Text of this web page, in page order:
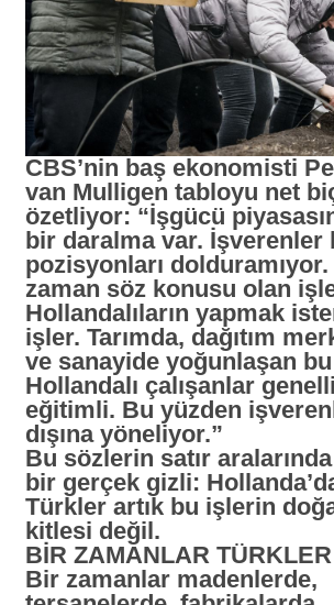
CBS’nin baş ekonomisti
van Mulligen tabloyu net
özetliyor: “İşgücü
bir daralma var. İşverenler
pozisyonları
zaman söz konusu olan
Hollandalıların yapmak
işler. Tarımda, dağıtım
ve sanayide yoğunlaşan
Hollandalı çalışanlar
eğitimli. Bu yüzden
dışına yöneliyor.”
Bu sözlerin satır
bir gerçek gizli:
Türkler artık bu işlerin
kitlesi değil.
BİR ZAMANLAR TÜRKLER
Bir zamanlar madenlerde,